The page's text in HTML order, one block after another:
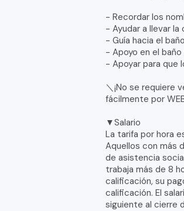
- Recordar los
- Ayudar a llevar
- Guía hacia el
- Apoyo en el
- Apoyar para que
＼¡No se requiere
fácilmente por
▼Salario
La tarifa por hora
Aquellos con más
de asistencia
trabaja más de 8
calificación, su
calificación. El
siguiente al cierre